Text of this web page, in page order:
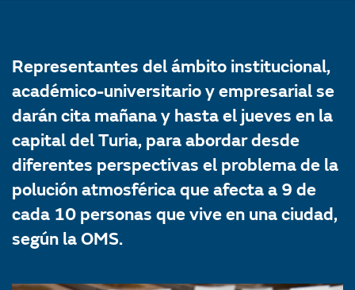
Representantes del ámbito institucional,
académico-universitario y empresarial se
darán cita mañana y hasta el jueves en la
capital del Turia, para abordar desde
diferentes perspectivas el problema de la
polución atmosférica que afecta a 9 de
cada 10 personas que vive en una ciudad,
según la OMS.